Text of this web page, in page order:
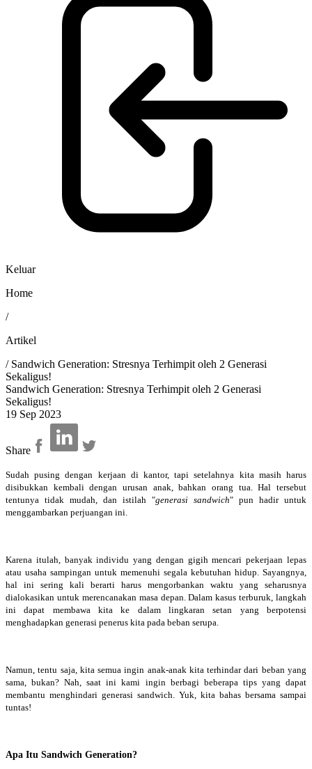
Keluar
Home
/
Artikel
/ Sandwich Generation: Stresnya Terhimpit oleh 2 Generasi
Sekaligus!
Sandwich Generation: Stresnya Terhimpit oleh 2 Generasi
Sekaligus!
19 Sep 2023
Share
Sudah pusing dengan kerjaan di kantor, tapi setelahnya kita masih harus
disibukkan kembali dengan urusan anak, bahkan orang tua. Hal tersebut
tentunya tidak mudah, dan istilah "generasi sandwich" pun hadir untuk
menggambarkan perjuangan ini.
Karena itulah, banyak individu yang dengan gigih mencari pekerjaan lepas
atau usaha sampingan untuk memenuhi segala kebutuhan hidup. Sayangnya,
hal ini sering kali berarti harus mengorbankan waktu yang seharusnya
dialokasikan untuk merencanakan masa depan. Dalam kasus terburuk, langkah
ini dapat membawa kita ke dalam lingkaran setan yang berpotensi
menghadapkan generasi penerus kita pada beban serupa.
Namun, tentu saja, kita semua ingin anak-anak kita terhindar dari beban yang
sama, bukan? Nah, saat ini kami ingin berbagi beberapa tips yang dapat
membantu menghindari generasi sandwich. Yuk, kita bahas bersama sampai
tuntas!
Apa Itu Sandwich Generation?